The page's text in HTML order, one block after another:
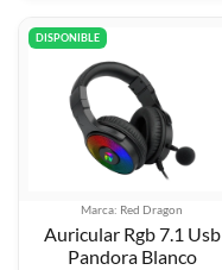
DISPONIBLE
Marca: Red Dragon
Auricular Rgb 7.1 Usb
Pandora Blanco